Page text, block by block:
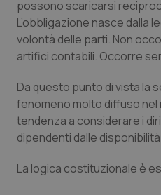
Psoriasi & pelle
Quotidiano
Quotidiano
Quotidiano Pediatria
possono scaricarsi
L’obbligazione nasce dalla
volontà delle parti. Non
artifici contabili. Occorre
Da questo punto di vista la
fenomeno molto diffuso
tendenza a considerare i
dipendenti dalle
La logica costituzionale è